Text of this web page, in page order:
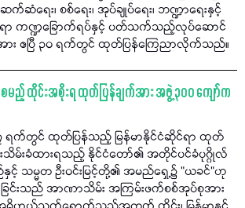
ဆံရေး၊ စစ်ရေး၊ အုပ်ချုပ်ရေး၊ ဘဏ္ဍာရေးနှင့်
ကဏ္ဍခြောက်ရပ်နှင့် ပတ်သက်သည့်လုပ်ဆောင်
အား ဧပြီ ၃၀ ရက်တွင် ထုတ်ပြန်ကြေညာလိုက်သည်။
မည့် ထိုင်းအစိုးရ ထုတ်ပြန်ချက်အား အဖွဲ့ ၃၀၀ ကျော်က
ရက်တွင် ထုတ်ပြန်သည့် မြန်မာနိုင်ငံဆိုင်ရာ ထုတ်
းသိမ်းခံထားရသည့် နိုင်ငံတော်၏ အတိုင်ပင်ခံပုဂ္ဂိုလ်
နှင့် သမ္မတ ဦးဝင်းမြင့်တို့၏ အမည်ရှေ့၌ "ယခင်"ဟု
ြင်းသည် အာဏာသိမ်း အကြမ်းဖက်စစ်အုပ်စုအား